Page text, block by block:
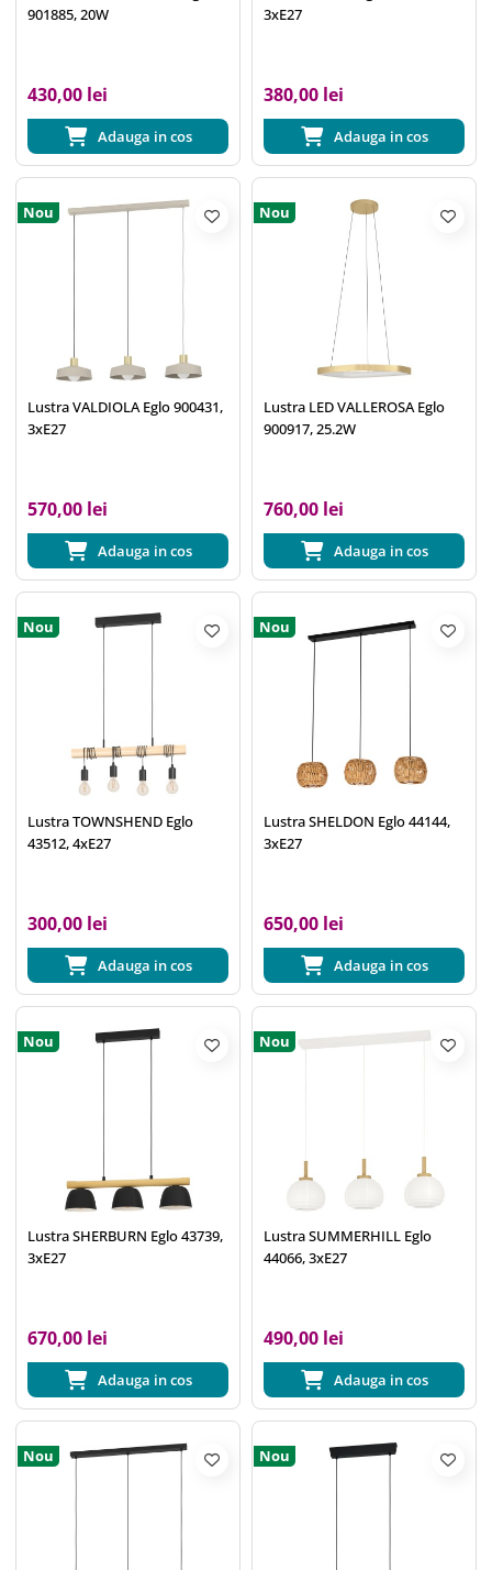
901885, 20W
430,00 lei
Adauga in cos
3xE27
380,00 lei
Adauga in cos
Nou
Lustra VALDIOLA Eglo 900431,
3xE27
570,00 lei
Adauga in cos
Nou
Lustra LED VALLEROSA Eglo
900917, 25.2W
760,00 lei
Adauga in cos
Nou
Lustra TOWNSHEND Eglo
43512, 4xE27
300,00 lei
Adauga in cos
Nou
Lustra SHELDON Eglo 44144,
3xE27
650,00 lei
Adauga in cos
Nou
Lustra SHERBURN Eglo 43739,
3xE27
670,00 lei
Adauga in cos
Nou
Lustra SUMMERHILL Eglo
44066, 3xE27
490,00 lei
Adauga in cos
Nou Nou